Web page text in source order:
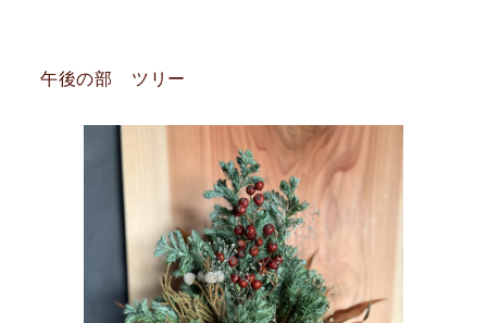
午後の部 ツリー